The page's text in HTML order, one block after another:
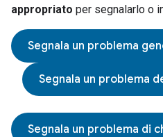
appropriato per segnalarlo o
Segnala un problema
Segnala un problema
Segnala un problema di